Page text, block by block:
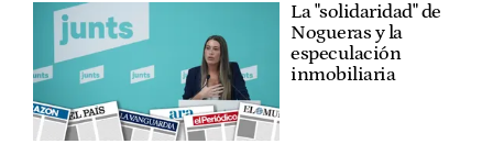
La "solidaridad" de
Nogueras y la
especulación
inmobiliaria